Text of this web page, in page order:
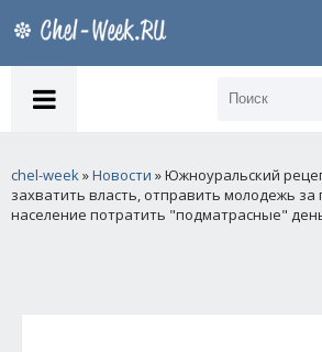
chel-week»Новости » Южноуральский
захватить власть, отправить молодежь за
население потратить "подматрасные"